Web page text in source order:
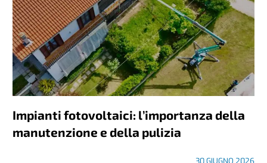
Impianti fotovoltaici: l’importanza della
manutenzione e della pulizia
30 GIUGNO 2026